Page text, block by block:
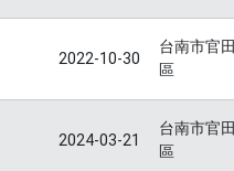
2022-10-30
台南市官田
區
2024-03-21
台南市官田
區